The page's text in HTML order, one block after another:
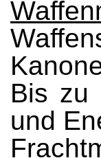
Bis zu
und